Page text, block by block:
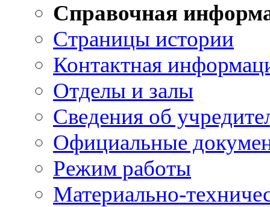
Справочная
Страницы истории
Контактная
Отделы и залы
Сведения об
Официальные
Режим работы
Материально-